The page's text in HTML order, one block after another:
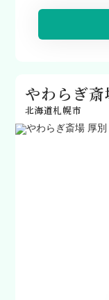
やわらぎ
北海道札幌市